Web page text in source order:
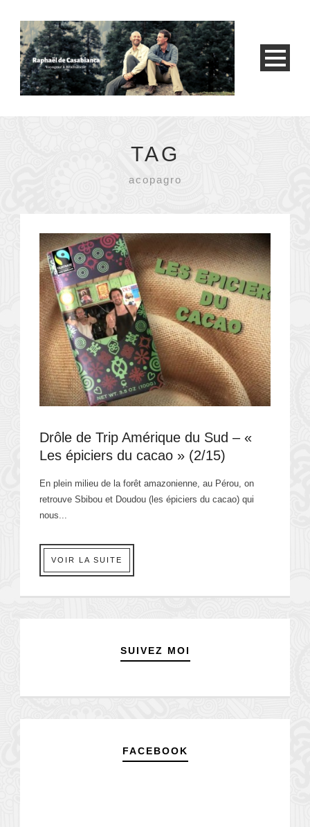
TAG
acopagro
Drôle de Trip Amérique du Sud – «
Les épiciers du cacao » (2/15)
En plein milieu de la forêt amazonienne, au Pérou, on
retrouve Sbibou et Doudou (les épiciers du cacao) qui
nous...
VOIR LA SUITE
SUIVEZ MOI
FACEBOOK